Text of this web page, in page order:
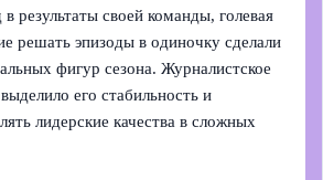
результаты своей команды, голевая
решать эпизоды в одиночку сделали
фигур сезона. Журналистское
его стабильность и
лидерские качества в сложных